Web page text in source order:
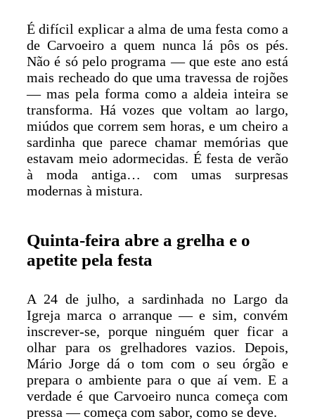
É difícil explicar a alma de uma festa como a
de Carvoeiro a quem nunca lá pôs os pés.
Não é só pelo programa — que este ano está
mais recheado do que uma travessa de rojões
— mas pela forma como a aldeia inteira se
transforma. Há vozes que voltam ao largo,
miúdos que correm sem horas, e um cheiro a
sardinha que parece chamar memórias que
estavam meio adormecidas. É festa de verão
à moda antiga… com umas surpresas
modernas à mistura.
Quinta-feira abre a grelha e o
apetite pela festa
A 24 de julho, a sardinhada no Largo da
Igreja marca o arranque — e sim, convém
inscrever-se, porque ninguém quer ficar a
olhar para os grelhadores vazios. Depois,
Mário Jorge dá o tom com o seu órgão e
prepara o ambiente para o que aí vem. E a
verdade é que Carvoeiro nunca começa com
pressa — começa com sabor, como se deve.